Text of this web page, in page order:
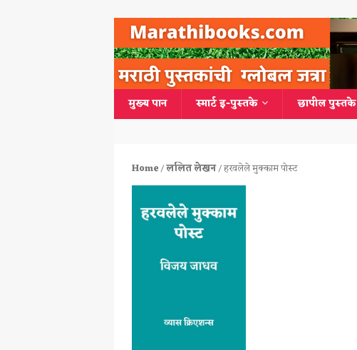
मुख्य पान स्मार्ट इ-पुस्तके छापील पुस्तके
Home/ललित लेखन/ हरवलेले मुक्काम पोस्ट